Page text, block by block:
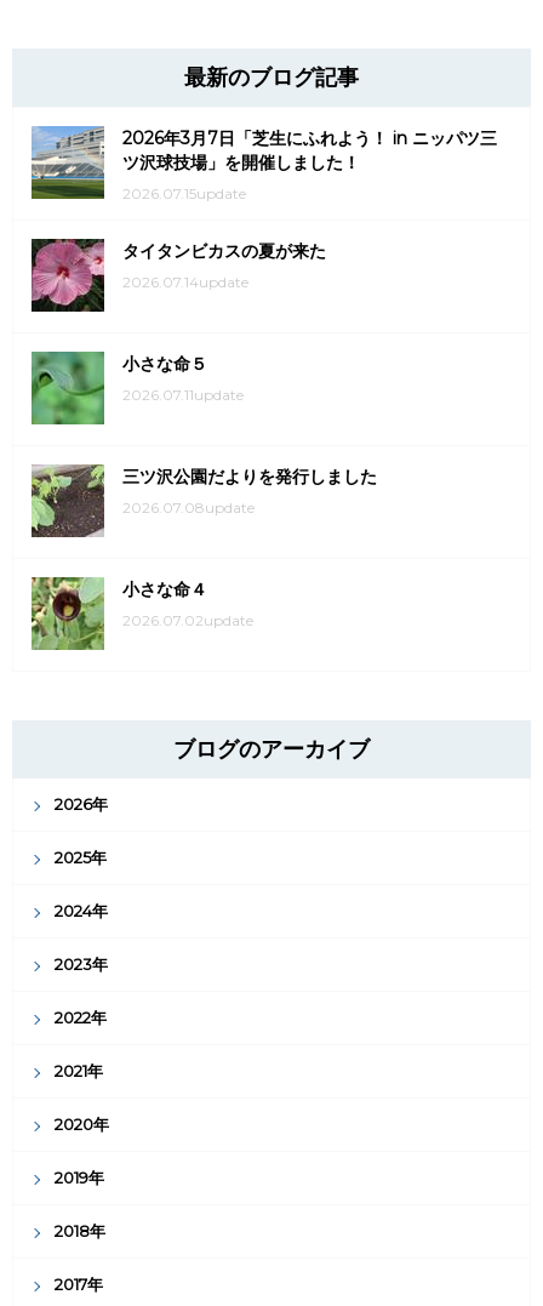
最新のブログ記事
2026年3月7日「芝生にふれよう！ in ニッパツ三
ツ沢球技場」を開催しました！
2026.07.15update
タイタンビカスの夏が来た
2026.07.14update
小さな命５
2026.07.11update
三ツ沢公園だよりを発行しました
2026.07.08update
小さな命４
2026.07.02update
ブログのアーカイブ
2026年
2025年
2024年
2023年
2022年
2021年
2020年
2019年
2018年
2017年